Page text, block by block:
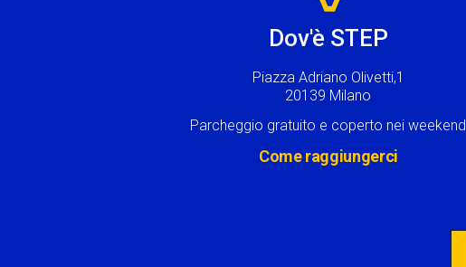
Dov'è STEP
Piazza Adriano Olivetti,1
20139 Milano
Parcheggio gratuito e coperto nei weekend
Come raggiungerci